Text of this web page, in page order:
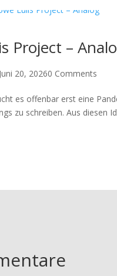
Project –
Juni 20, 20260 Comments
es offenbar erst eine
zu schreiben. Aus diesen